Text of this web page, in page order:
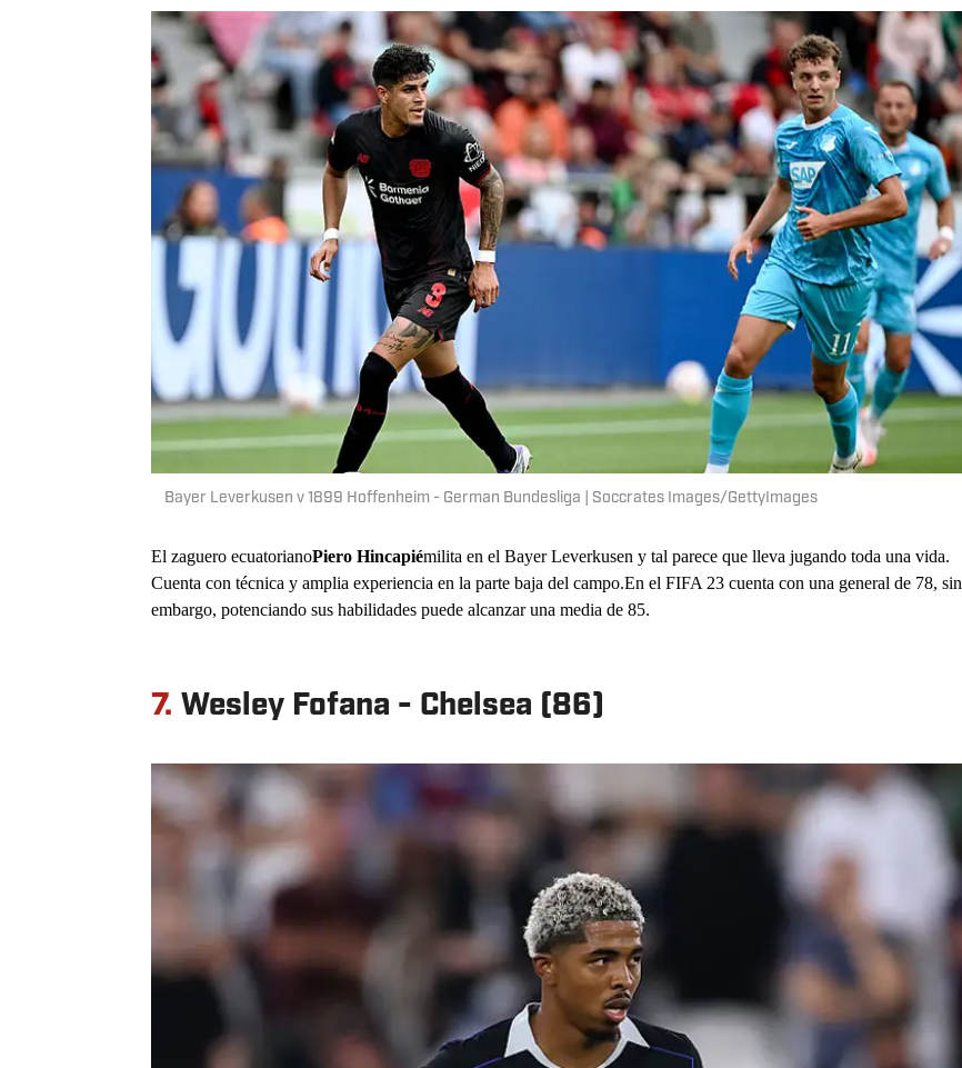
Bayer Leverkusen v 1899 Hoffenheim - German Bundesliga | Soccrates Images/GettyImages
El zaguero ecuatorianoPiero Hincapiémilita en el Bayer Leverkusen y tal parece que lleva jugando toda una vida.
Cuenta con técnica y amplia experiencia en la parte baja del campo.En el FIFA 23 cuenta con una general de 78, sin
embargo, potenciando sus habilidades puede alcanzar una media de 85.
7. Wesley Fofana - Chelsea (86)